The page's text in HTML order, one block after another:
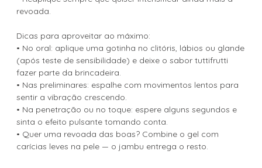
revoada.
Dicas para aproveitar ao máximo:
• No oral: aplique uma gotinha no clitóris, lábios ou glande
(após teste de sensibilidade) e deixe o sabor tuttifrutti
fazer parte da brincadeira.
• Nas preliminares: espalhe com movimentos lentos para
sentir a vibração crescendo.
• Na penetração ou no toque: espere alguns segundos e
sinta o efeito pulsante tomando conta.
• Quer uma revoada das boas? Combine o gel com
carícias leves na pele — o jambu entrega o resto.